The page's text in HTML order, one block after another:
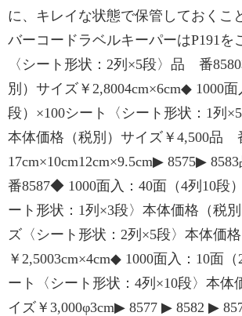
に、キレイな状態で保管しておくこ
バーコードラベルキーパーはP191を
〈シート形状：2列×5段〉品 番
別）サイズ￥2,8004cm×6cm◆ 1000
段）×100シート〈シート形状：1列
本体価格（税別）サイズ￥4,500品
17cm×10cm12cm×9.5cm▶ 8575▶
番8587◆ 1000面入：40面（4列10段
ート形状：1列×3段〉本体価格（税
ズ〈シート形状：2列×5段〉本体価
￥2,5003cm×4cm◆ 1000面入：10面
ート〈シート形状：4列×10段〉本体
イズ￥3,000φ3cm▶ 8577 ▶ 8582 ▶